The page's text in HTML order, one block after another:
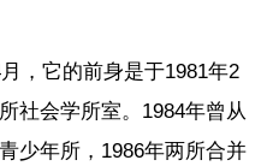
，它的前身是于1981年2
社会学所室。1984年曾从
少年所，1986年两所合并